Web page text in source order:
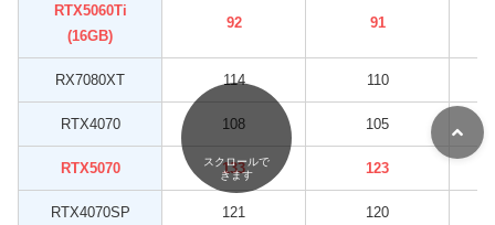
RTX5060Ti
(16GB)
92 91
RX7080XT 114 110
RTX4070 108 105
RTX5070 133 123
RTX4070SP 121 120
スクロールで
きます